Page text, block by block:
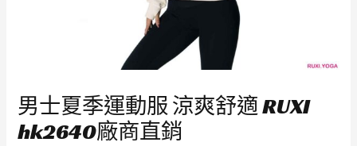
男士夏季運動服 涼爽舒適 RUXI
hk2640廠商直銷